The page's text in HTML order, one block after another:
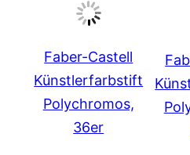
Faber-Castell
Künstlerfarbstift
Polychromos,
36er